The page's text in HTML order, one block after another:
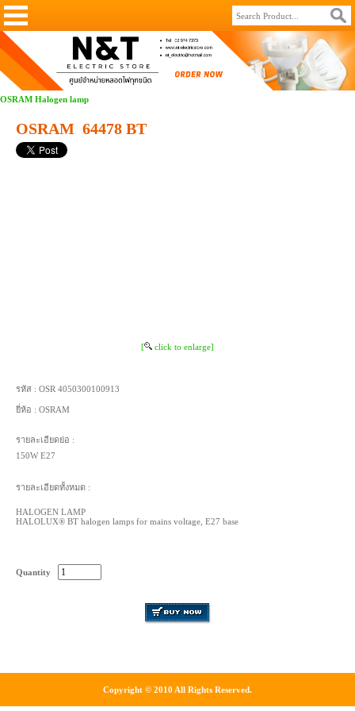
OSRAM Halogen lamp
OSRAM 64478 BT
[ click to enlarge]
รหัส : OSR 4050300100913
ยี่ห้อ : OSRAM
รายละเอียดย่อ :
150W E27
รายละเอียดทั้งหมด :
HALOGEN LAMP
HALOLUX® BT halogen lamps for mains voltage, E27 base
Quantity
Copyright © 2010 All Rights Reserved.